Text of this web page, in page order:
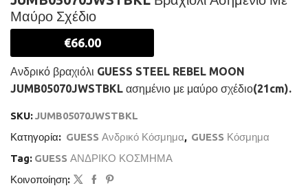
Μαύρο Σχέδιο
€66.00
Ανδρικό βραχιόλι GUESS STEEL REBEL MOON
JUMB05070JWSTBKL ασημένιο με μαύρο σχέδιο(21cm).
SKU:JUMB05070JWSTBKL
Κατηγορία: GUESS Ανδρικό Κόσμημα, GUESS Κόσμημα
Tag: GUESS ΑΝΔΡΙΚΟ ΚΟΣΜΗΜΑ
Κοινοποίηση: